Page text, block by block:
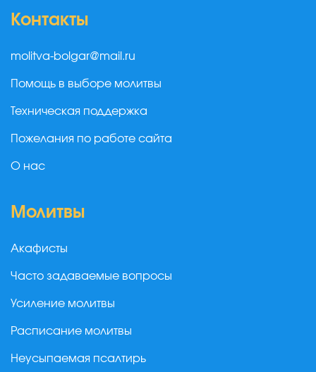
Контакты
molitva-bolgar@mail.ru
Помощь в выборе молитвы
Техническая поддержка
Пожелания по работе сайта
О нас
Молитвы
Акафисты
Часто задаваемые вопросы
Усиление молитвы
Расписание молитвы
Неусыпаемая псалтирь